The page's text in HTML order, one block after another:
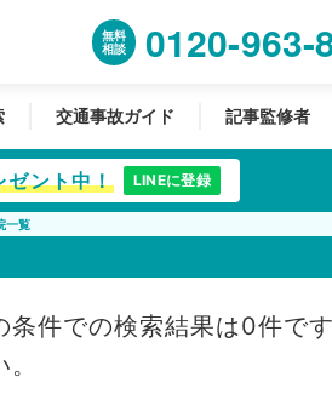
無料
相談
0120-963-
交通事故ガイド 記事監修者
ゼント中！ LINEに登録
一覧
件での検索結果は0件です